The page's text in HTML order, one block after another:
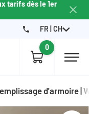
tarifs dès le 1er
FR | CH
0
d'armoire |